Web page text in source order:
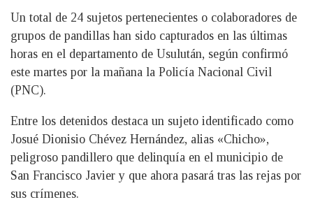
Un total de 24 sujetos pertenecientes o colaboradores de
grupos de pandillas han sido capturados en las últimas
horas en el departamento de Usulután, según confirmó
este martes por la mañana la Policía Nacional Civil
(PNC).
Entre los detenidos destaca un sujeto identificado como
Josué Dionisio Chévez Hernández, alias «Chicho»,
peligroso pandillero que delinquía en el municipio de
San Francisco Javier y que ahora pasará tras las rejas por
sus crímenes.